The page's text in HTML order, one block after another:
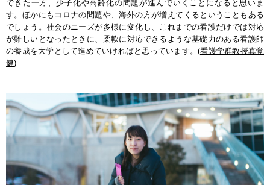
できた一方、少子化や高齢化の問題が進んでいくことになると思いま
す。ほかにもコロナの問題や、海外の方が増えてくるということもある
でしょう。社会のニーズが多様に変化し、これまでの看護だけでは対応
が難しいとなったときに、柔軟に対応できるような基礎力のある看護師
の養成を大学として進めていければと思っています。(看護学群教授真覚
健)